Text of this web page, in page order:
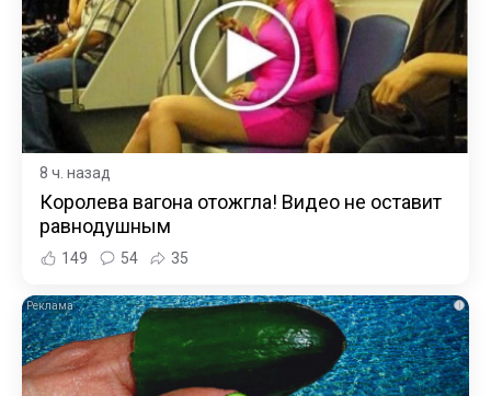
8 ч. назад
Королева вагона отожгла! Видео не оставит
равнодушным
149 54 35
i